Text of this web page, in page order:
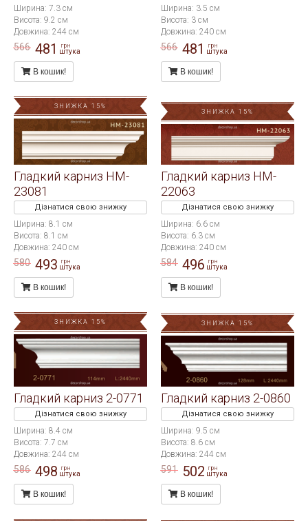
Ширина: 7.3 см
Висота: 9.2 см
Довжина: 244 см
566 481 грн
штука
В кошик!
Ширина: 3.5 см
Висота: 3 см
Довжина: 240 см
566 481 грн
штука
В кошик!
ЗНИЖКА 15%
Гладкий карниз HM-
23081
Дізнатися свою знижку
Ширина: 8.1 см
Висота: 8.1 см
Довжина: 240 см
580 493 грн
штука
В кошик!
ЗНИЖКА 15%
Гладкий карниз HM-
22063
Дізнатися свою знижку
Ширина: 6.6 см
Висота: 6.3 см
Довжина: 240 см
584 496 грн
штука
В кошик!
ЗНИЖКА 15%
Гладкий карниз 2-0771
Дізнатися свою знижку
Ширина: 8.4 см
Висота: 7.7 см
Довжина: 244 см
586 498 грн
штука
В кошик!
ЗНИЖКА 15%
Гладкий карниз 2-0860
Дізнатися свою знижку
Ширина: 9.5 см
Висота: 8.6 см
Довжина: 244 см
591 502 грн
штука
В кошик!